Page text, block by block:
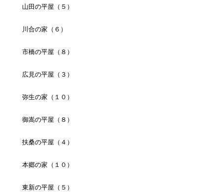
山田の平屋（５）
川合の家（６）
市橋の平屋（８）
広見の平屋（３）
弥生の家（１０）
御嵩の平屋（８）
扶桑の平屋（４）
本郷の家（１０）
東新の平屋（５）